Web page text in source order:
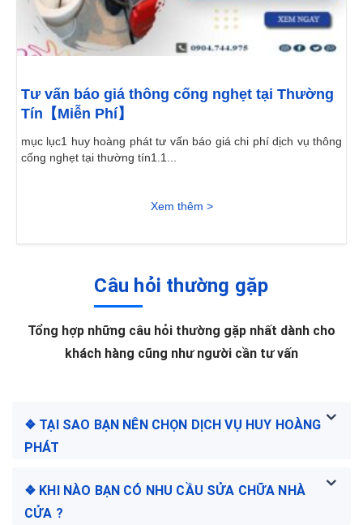
Tư vấn báo giá thông cống nghẹt tại Thường
Tín【Miễn Phí】
mục lục1 huy hoàng phát tư vấn báo giá chi phí dịch vụ thông
cống nghẹt tại thường tín1.1...
Xem thêm >
Câu hỏi thường gặp
Tổng hợp những câu hỏi thường gặp nhất dành cho
khách hàng cũng như người cần tư vấn
❖ TẠI SAO BẠN NÊN CHỌN DỊCH VỤ HUY HOÀNG
PHÁT
❖ KHI NÀO BẠN CÓ NHU CẦU SỬA CHỮA NHÀ
CỬA ?